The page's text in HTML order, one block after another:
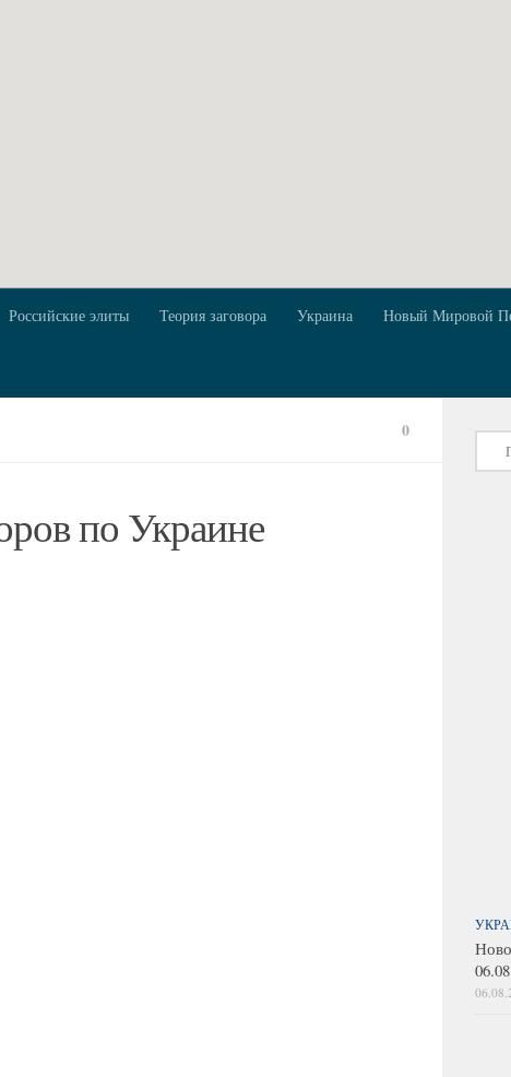
Российские элиты Теория заговора Украина Новый Мировой
0
по Украине